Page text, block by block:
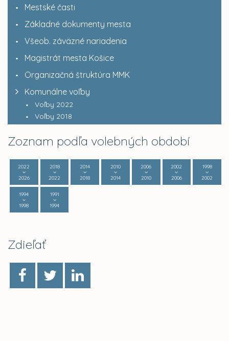
Mestské časti
Základné dokumenty mesta
Všeob. záväzné nariadenia
Magistrát mesta Košice
Organizačná štruktúra MMK
Komunálne voľby
Voľby 2022
Voľby 2018
Zoznam podľa volebných období
2022
2026
2018
2022
2014
2018
2010
2014
2006
2010
2002
2006
1998
2002
1994
1998
1991
1994
Zdieľať